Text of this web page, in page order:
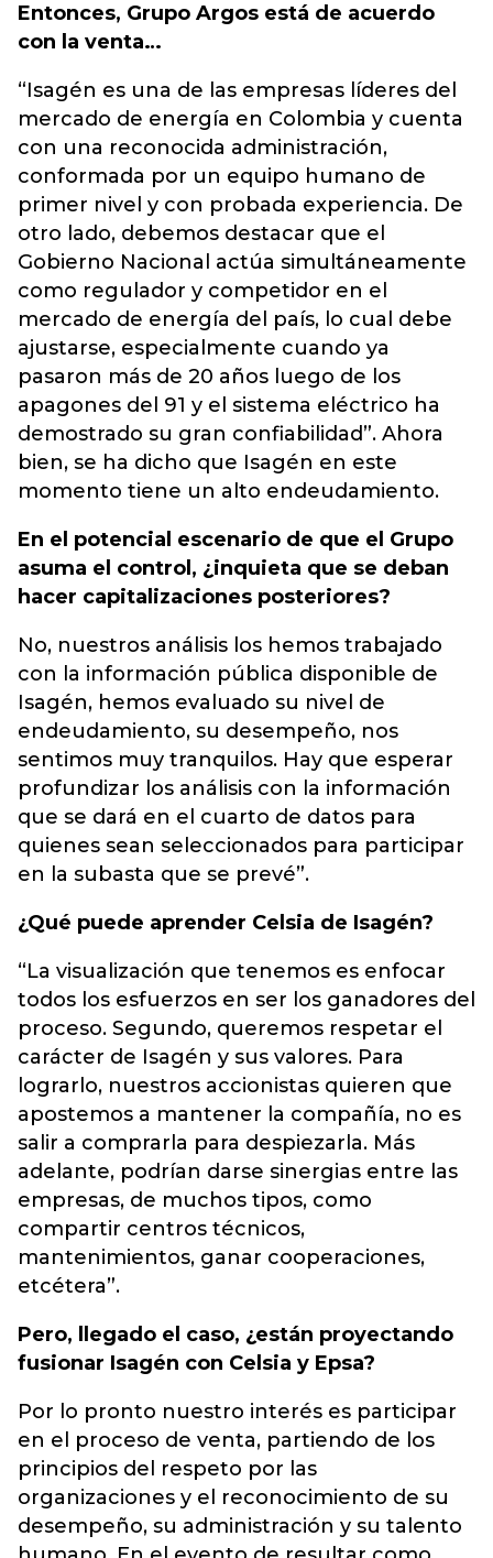
Entonces, Grupo Argos está de acuerdo
con la venta…
“Isagén es una de las empresas líderes del
mercado de energía en Colombia y cuenta
con una reconocida administración,
conformada por un equipo humano de
primer nivel y con probada experiencia. De
otro lado, debemos destacar que el
Gobierno Nacional actúa simultáneamente
como regulador y competidor en el
mercado de energía del país, lo cual debe
ajustarse, especialmente cuando ya
pasaron más de 20 años luego de los
apagones del 91 y el sistema eléctrico ha
demostrado su gran confiabilidad”. Ahora
bien, se ha dicho que Isagén en este
momento tiene un alto endeudamiento.
En el potencial escenario de que el Grupo
asuma el control, ¿inquieta que se deban
hacer capitalizaciones posteriores?
No, nuestros análisis los hemos trabajado
con la información pública disponible de
Isagén, hemos evaluado su nivel de
endeudamiento, su desempeño, nos
sentimos muy tranquilos. Hay que esperar
profundizar los análisis con la información
que se dará en el cuarto de datos para
quienes sean seleccionados para participar
en la subasta que se prevé”.
¿Qué puede aprender Celsia de Isagén?
“La visualización que tenemos es enfocar
todos los esfuerzos en ser los ganadores del
proceso. Segundo, queremos respetar el
carácter de Isagén y sus valores. Para
lograrlo, nuestros accionistas quieren que
apostemos a mantener la compañía, no es
salir a comprarla para despiezarla. Más
adelante, podrían darse sinergias entre las
empresas, de muchos tipos, como
compartir centros técnicos,
mantenimientos, ganar cooperaciones,
etcétera”.
Pero, llegado el caso, ¿están proyectando
fusionar Isagén con Celsia y Epsa?
Por lo pronto nuestro interés es participar
en el proceso de venta, partiendo de los
principios del respeto por las
organizaciones y el reconocimiento de su
desempeño, su administración y su talento